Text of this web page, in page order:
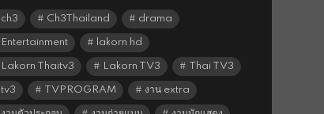
ch3 Ch3Thailand drama
Entertainment lakorn hd
Lakorn Thaitv3 Lakorn TV3 Thai TV3
tv3 TVPROGRAM งาน extra